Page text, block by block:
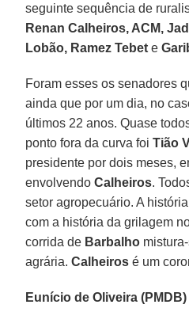
seguinte sequência de
Renan Calheiros, ACM,
Lobão, Ramez Tebet e
Foram esses os senadores
ainda que por um dia, no
últimos 22 anos. Quase
ponto fora da curva foi Tião
presidente por dois meses,
envolvendoCalheiros.
setor agropecuário. A
com a história da grilagem
corrida de Barbalho
agrária.Calheiros é um
Eunício de Oliveira (PMDB)